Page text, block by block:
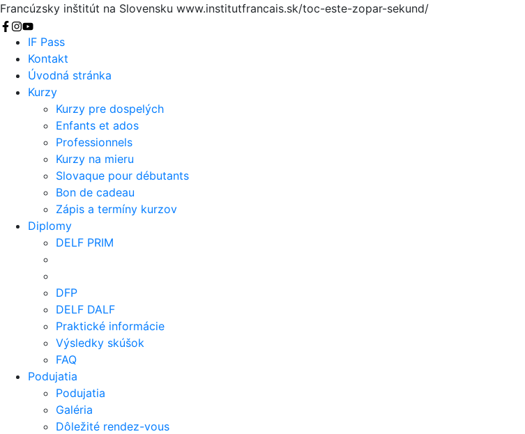
Francúzsky inštitút na Slovensku www.institutfrancais.sk/toc-este-zopar-sekund/
Vyhľadať
IF Pass
Kontakt
Úvodná stránka
Kurzy
Kurzy pre dospelých
Enfants et ados
Professionnels
Kurzy na mieru
Slovaque pour débutants
Bon de cadeau
Zápis a termíny kurzov
Diplomy
DELF PRIM
DFP
DELF DALF
Praktické informácie
Výsledky skúšok
FAQ
Podujatia
Podujatia
Galéria
Dôležité rendez-vous